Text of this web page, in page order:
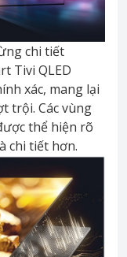
chi tiết
Tivi QLED
xác, mang lại
trội. Các vùng
thể hiện rõ
chi tiết hơn.